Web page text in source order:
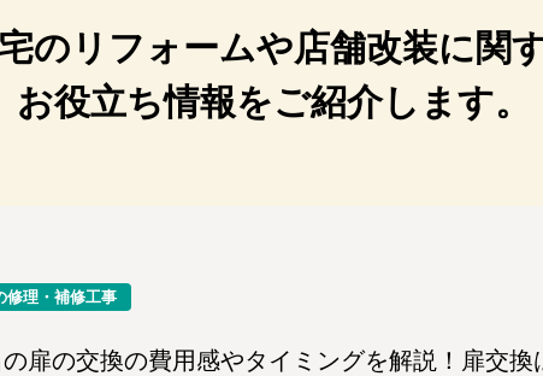
のリフォームや店舗改装に関
お役立ち情報をご紹介します。
修理・補修工事
扉の交換の費用感やタイミングを解説！扉交換